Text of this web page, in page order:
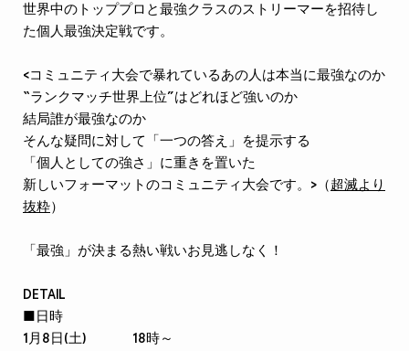
世界中のトッププロと最強クラスのストリーマーを招待し
た個人最強決定戦です。
<コミュニティ大会で暴れているあの人は本当に最強なのか
“ランクマッチ世界上位”はどれほど強いのか
結局誰が最強なのか
そんな疑問に対して「一つの答え」を提示する
「個人としての強さ」に重きを置いた
新しいフォーマットのコミュニティ大会です。>（超滅より
抜粋）
「最強」が決まる熱い戦いお見逃しなく！
DETAIL
■日時
1月8日(土) 18時～